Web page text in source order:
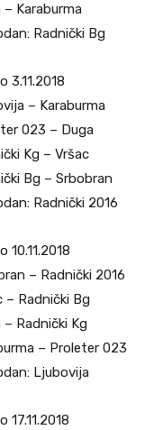
– Karaburma
Radnički Bg
3.11.2018
– Karaburma
023 – Duga
Kg – Vršac
Bg – Srbobran
Radnički 2016
10.11.2018
– Radnički 2016
– Radnički Bg
– Radnički Kg
– Proleter 023
Ljubovija
17.11.2018